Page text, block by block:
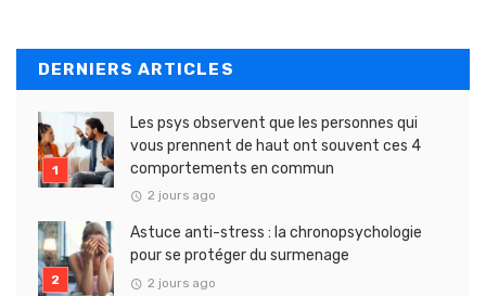
DERNIERS ARTICLES
Les psys observent que les personnes qui
vous prennent de haut ont souvent ces 4
comportements en commun
2 jours ago
Astuce anti-stress : la chronopsychologie
pour se protéger du surmenage
2 jours ago